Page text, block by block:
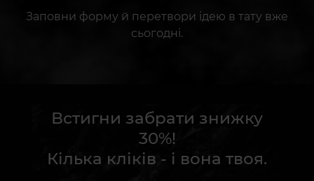
Заповни форму й перетвори ідею в тату вже
сьогодні.
Встигни забрати знижку
30%!
Кілька кліків - і вона твоя.